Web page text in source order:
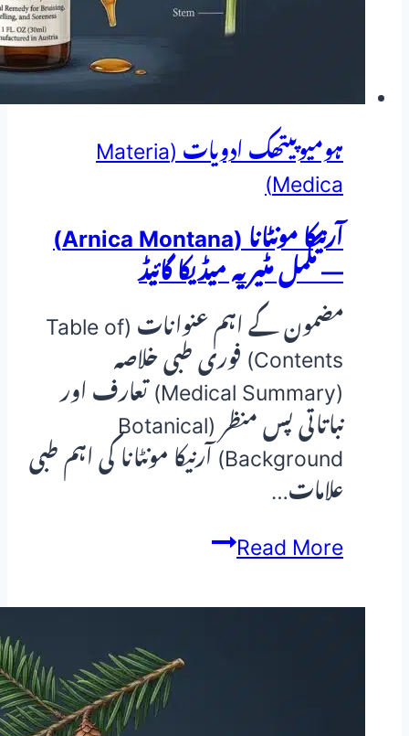
ہومیوپیتھک ادویات (Materia
Medica)
آرنیکا مونٹانا (Arnica Montana)
— مکمل مٹیریہ میڈیکا گائیڈ
مضمون کے اہم عنوانات (Table of
Contents) فوری طبی خلاصہ
(Medical Summary) تعارف اور
نباتاتی پس منظر (Botanical
Background) آرنیکا مونٹانا کی اہم طبی
علامات…
Read Moreآرنیکا
(Arnica
Montana)